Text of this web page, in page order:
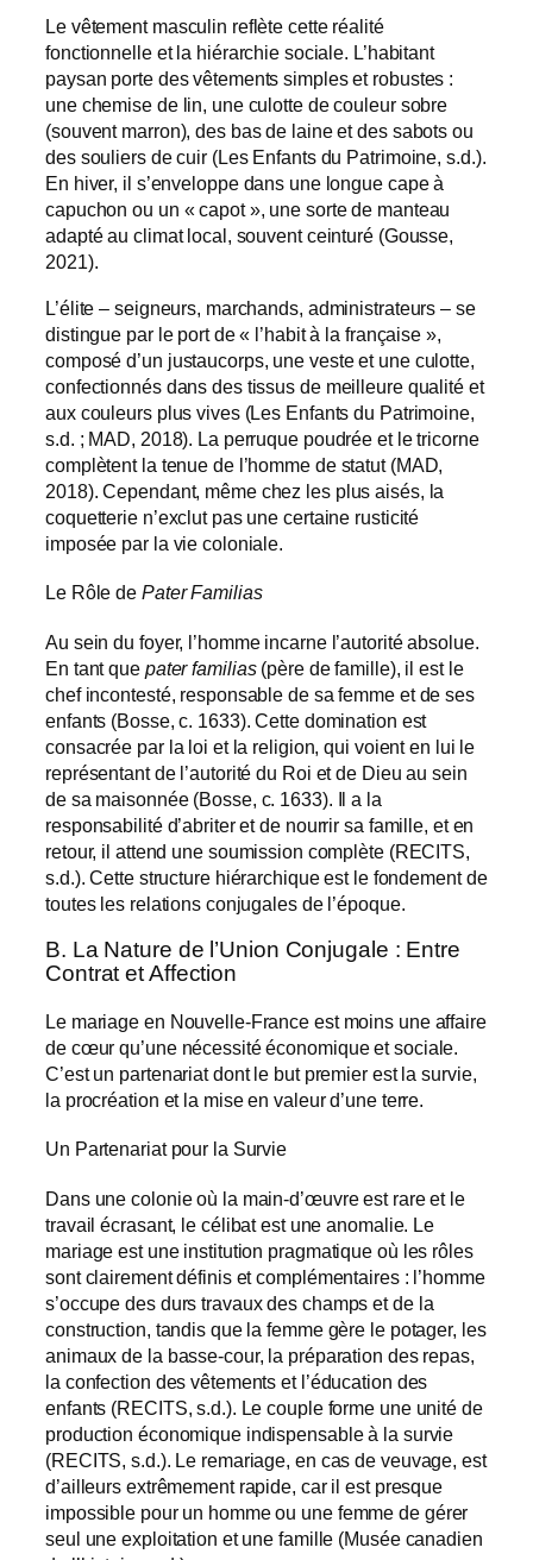
Le vêtement masculin reflète cette réalité
fonctionnelle et la hiérarchie sociale. L’habitant
paysan porte des vêtements simples et robustes :
une chemise de lin, une culotte de couleur sobre
(souvent marron), des bas de laine et des sabots ou
des souliers de cuir (Les Enfants du Patrimoine, s.d.).
En hiver, il s’enveloppe dans une longue cape à
capuchon ou un « capot », une sorte de manteau
adapté au climat local, souvent ceinturé (Gousse,
2021).
L’élite – seigneurs, marchands, administrateurs – se
distingue par le port de « l’habit à la française »,
composé d’un justaucorps, une veste et une culotte,
confectionnés dans des tissus de meilleure qualité et
aux couleurs plus vives (Les Enfants du Patrimoine,
s.d. ; MAD, 2018). La perruque poudrée et le tricorne
complètent la tenue de l’homme de statut (MAD,
2018). Cependant, même chez les plus aisés, la
coquetterie n’exclut pas une certaine rusticité
imposée par la vie coloniale.
Le Rôle de Pater Familias
Au sein du foyer, l’homme incarne l’autorité absolue.
En tant que pater familias(père de famille), il est le
chef incontesté, responsable de sa femme et de ses
enfants (Bosse, c. 1633). Cette domination est
consacrée par la loi et la religion, qui voient en lui le
représentant de l’autorité du Roi et de Dieu au sein
de sa maisonnée (Bosse, c. 1633). Il a la
responsabilité d’abriter et de nourrir sa famille, et en
retour, il attend une soumission complète (RECITS,
s.d.). Cette structure hiérarchique est le fondement de
toutes les relations conjugales de l’époque.
B. La Nature de l’Union Conjugale : Entre
Contrat et Affection
Le mariage en Nouvelle-France est moins une affaire
de cœur qu’une nécessité économique et sociale.
C’est un partenariat dont le but premier est la survie,
la procréation et la mise en valeur d’une terre.
Un Partenariat pour la Survie
Dans une colonie où la main-d’œuvre est rare et le
travail écrasant, le célibat est une anomalie. Le
mariage est une institution pragmatique où les rôles
sont clairement définis et complémentaires : l’homme
s’occupe des durs travaux des champs et de la
construction, tandis que la femme gère le potager, les
animaux de la basse-cour, la préparation des repas,
la confection des vêtements et l’éducation des
enfants (RECITS, s.d.). Le couple forme une unité de
production économique indispensable à la survie
(RECITS, s.d.). Le remariage, en cas de veuvage, est
d’ailleurs extrêmement rapide, car il est presque
impossible pour un homme ou une femme de gérer
seul une exploitation et une famille (Musée canadien